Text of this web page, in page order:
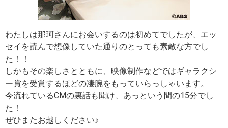
わたしは那珂さんにお会いするのは初めてでしたが、エッ
セイを読んで想像していた通りのとっても素敵な方でし
た！！
しかもその楽しさとともに、映像制作などではギャラクシ
ー賞を受賞するほどの凄腕をもっていらっしゃいます。
今流れているCMの裏話も聞け、あっという間の15分でし
た！
ぜひまたお越しください♪